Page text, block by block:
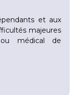
et aux
majeures
ou médical de